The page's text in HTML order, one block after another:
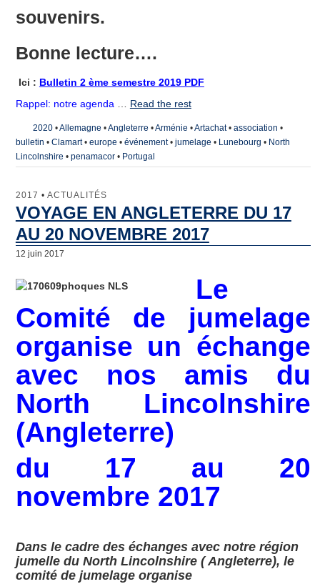
souvenirs.
Bonne lecture….
Ici : Bulletin 2 ème semestre 2019 PDF
Rappel: notre agenda … Read the rest
2020•Allemagne •Angleterre •Arménie •Artachat• association •
bulletin • Clamart• europe • événement• jumelage • Lunebourg • North
Lincolnshire • penamacor• Portugal
2017 • ACTUALITÉS
VOYAGE EN ANGLETERRE DU 17
AU 20 NOVEMBRE 2017
12 juin 2017
Le
Comité de jumelage
organise un échange
avec nos amis du
North Lincolnshire
(Angleterre)
du 17 au 20
novembre 2017
Dans le cadre des échanges avec notre région
jumelle du North Lincolnshire ( Angleterre), le
comité de jumelage organise